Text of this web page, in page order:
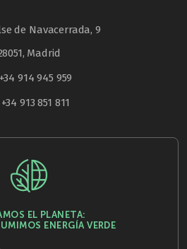
de Navacerrada, 9
Madrid
+34 914 945 959
+34 913 851 811
EL PLANETA:
ENERGÍA VERDE